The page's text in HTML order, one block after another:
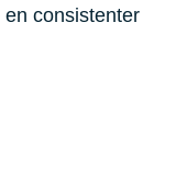
consistenter